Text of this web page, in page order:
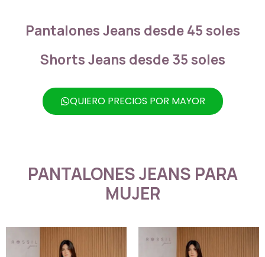
Pantalones Jeans desde 45 soles
Shorts Jeans desde 35 soles
QUIERO PRECIOS POR MAYOR
PANTALONES JEANS PARA
MUJER